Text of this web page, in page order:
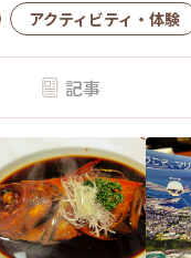
アクティビティ・体験
記事